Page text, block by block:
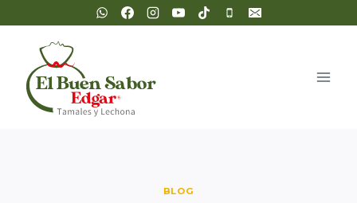
al
contenido
BLOG